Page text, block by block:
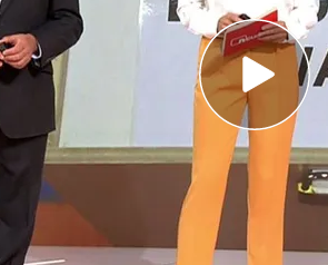
mirada en las elecciones de
agresiones israelíes"
en Haifa